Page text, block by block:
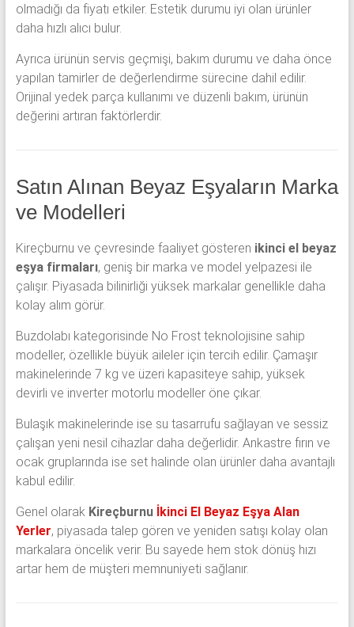
olmadığı da fiyatı etkiler. Estetik durumu iyi olan ürünler
daha hızlı alıcı bulur.
Ayrıca ürünün servis geçmişi, bakım durumu ve daha önce
yapılan tamirler de değerlendirme sürecine dahil edilir.
Orijinal yedek parça kullanımı ve düzenli bakım, ürünün
değerini artıran faktörlerdir.
Satın Alınan Beyaz Eşyaların Marka
ve Modelleri
Kireçburnu ve çevresinde faaliyet gösteren ikinci el beyaz
eşya firmaları, geniş bir marka ve model yelpazesi ile
çalışır. Piyasada bilinirliği yüksek markalar genellikle daha
kolay alım görür.
Buzdolabı kategorisinde No Frost teknolojisine sahip
modeller, özellikle büyük aileler için tercih edilir. Çamaşır
makinelerinde 7 kg ve üzeri kapasiteye sahip, yüksek
devirli ve inverter motorlu modeller öne çıkar.
Bulaşık makinelerinde ise su tasarrufu sağlayan ve sessiz
çalışan yeni nesil cihazlar daha değerlidir. Ankastre fırın ve
ocak gruplarında ise set halinde olan ürünler daha avantajlı
kabul edilir.
Genel olarak Kireçburnu İkinci El Beyaz Eşya Alan
Yerler, piyasada talep gören ve yeniden satışı kolay olan
markalara öncelik verir. Bu sayede hem stok dönüş hızı
artar hem de müşteri memnuniyeti sağlanır.